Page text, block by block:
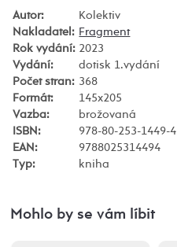
Autor:
Kolektiv
Nakladatel: Fragment
Rok vydání: 2023
Vydání:
dotisk 1.vydání
Počet stran: 368
Formát:
145x205
Vazba:
brožovaná
ISBN:
978-80-253-1449-4
EAN:
9788025314494
Typ:
kniha
Mohlo by se vám líbit